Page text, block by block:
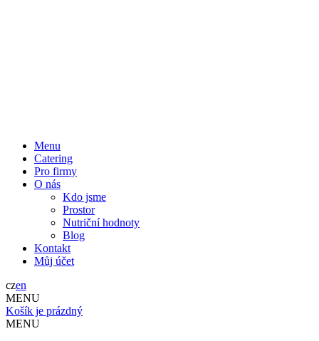
Menu
Catering
Pro firmy
O nás
Kdo jsme
Prostor
Nutriční hodnoty
Blog
Kontakt
Můj účet
czen
MENU
Košík je prázdný
MENU